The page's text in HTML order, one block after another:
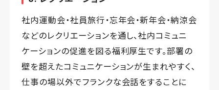
社内運動会・社員旅行・忘年会・新年会・納涼会
などのレクリエーションを通し、社内コミュニ
ケーションの促進を図る福利厚生です。部署の
壁を超えたコミュニケーションが生まれやすく、
仕事の場以外でフランクな会話をすることに